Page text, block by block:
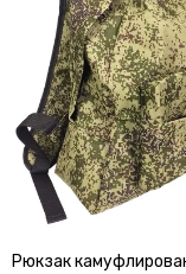
Рюкзак